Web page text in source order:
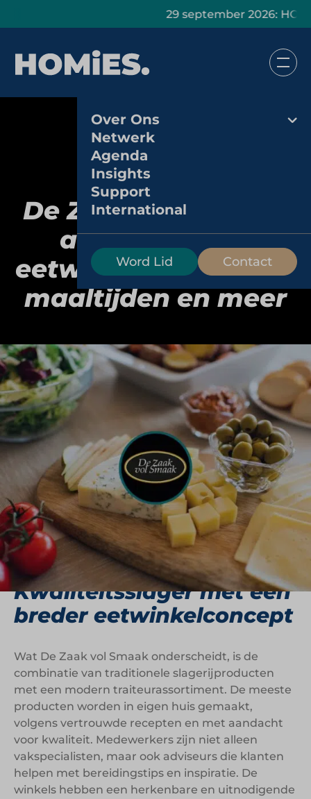
29 september 2026: HOMiES
Over Ons
Netwerk
Agenda
Insights
Support
International
Word Lid Contact
De Zaak vol Smaak:
ambachtelijke
eetwinkel voor vlees,
maaltijden en meer
De Zaak vol Smaak is een eigentijdse formule
voor slagers en traiteurs die meer willen zijn dan
alleen vleesverkopers. In de winkels draait het om
lekker, gevarieerd en gezond eten, met een
breed aanbod van vlees, vleeswaren, maaltijden,
hapjes en bijgerechten. De klant kan er terecht
voor een snelle maaltijd, een goed stuk vlees of
een uitgebreid diner. Altijd vers, altijd
ambachtelijk bereid, altijd smaakvol
gepresenteerd.
Kwaliteitsslager met een
breder eetwinkelconcept
Wat De Zaak vol Smaak onderscheidt, is de
combinatie van traditionele slagerijproducten
met een modern traiteurassortiment. De meeste
producten worden in eigen huis gemaakt,
volgens vertrouwde recepten en met aandacht
voor kwaliteit. Medewerkers zijn niet alleen
vakspecialisten, maar ook adviseurs die klanten
helpen met bereidingstips en inspiratie. De
winkels hebben een herkenbare en uitnodigende